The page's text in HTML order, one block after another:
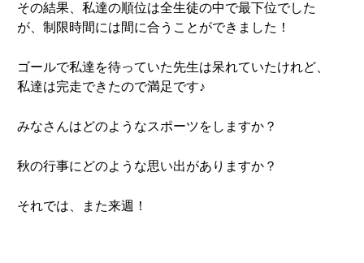
その結果、私達の順位は全生徒の中で最下位でした
が、制限時間には間に合うことができました！
ゴールで私達を待っていた先生は呆れていたけれど、
私達は完走できたので満足です♪
みなさんはどのようなスポーツをしますか？
秋の行事にどのような思い出がありますか？
それでは、また来週！